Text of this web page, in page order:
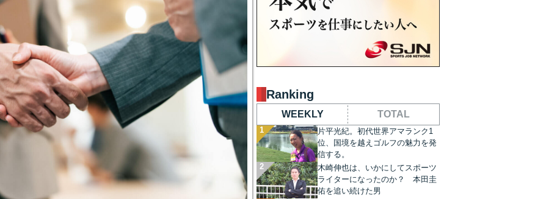
Ranking
WEEKLY TOTAL
片平光紀。初代世界アマランク1
位、国境を越えゴルフの魅力を発
信する。
木崎伸也は、いかにしてスポーツ
ライターになったのか？ 本田圭
佑を追い続けた男